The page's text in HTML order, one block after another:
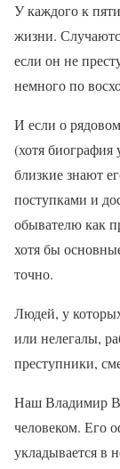
У каждого к
жизни.
если он не
немного по
И если о
(хотя биография
близкие знают
поступками и
обывателю как
хотя бы
точно.
Людей, у
или нелегалы,
преступники,
Наш Владимир
человеком. Его
укладывается в